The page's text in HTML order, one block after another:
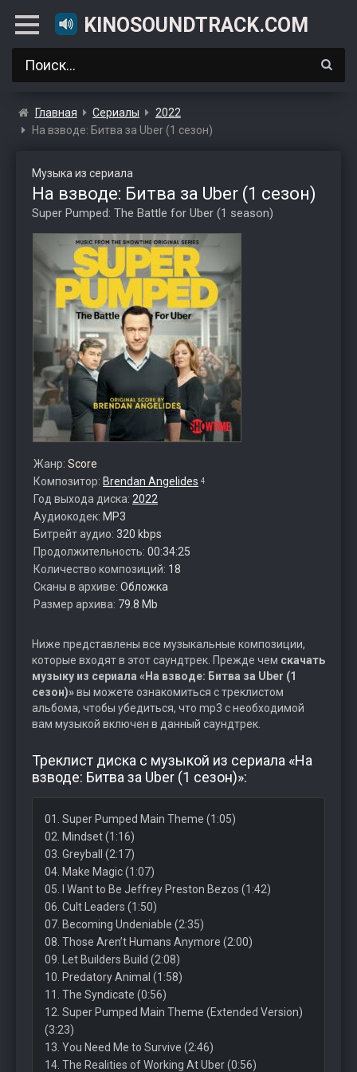
KINOSOUNDTRACK.COM
Главная Сериалы
2022
На взводе: Битва за Uber (1 сезон)
Музыка из сериала
На взводе: Битва за Uber (1 сезон)
Super Pumped: The Battle for Uber (1 season)
Жанр: Score
Композитор: Brendan Angelides 4
Год выхода диска: 2022
Аудиокодек: MP3
Битрейт аудио: 320 kbps
Продолжительность: 00:34:25
Количество композиций: 18
Сканы в архиве: Обложка
Размер архива: 79.8 Mb
Ниже представлены все музыкальные композиции,
которые входят в этот саундтрек. Прежде чем скачать
музыку из сериала «На взводе: Битва за Uber (1
сезон)»вы можете ознакомиться с треклистом
альбома, чтобы убедиться, что mp3 с необходимой
вам музыкой включен в данный саундтрек.
Треклист диска с музыкой из сериала «На
взводе: Битва за Uber (1 сезон)»:
01. Super Pumped Main Theme (1:05)
02. Mindset (1:16)
03. Greyball (2:17)
04. Make Magic (1:07)
05. I Want to Be Jeffrey Preston Bezos (1:42)
06. Cult Leaders (1:50)
07. Becoming Undeniable (2:35)
08. Those Aren’t Humans Anymore (2:00)
09. Let Builders Build (2:08)
10. Predatory Animal (1:58)
11. The Syndicate (0:56)
12. Super Pumped Main Theme (Extended Version)
(3:23)
13. You Need Me to Survive (2:46)
14. The Realities of Working At Uber (0:56)